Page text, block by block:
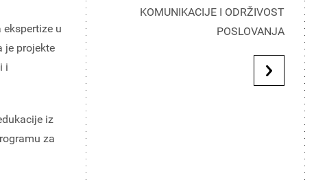
KOMUNIKACIJE I ODRŽIVOST
POSLOVANJA
u
je projekte
i
iz
za